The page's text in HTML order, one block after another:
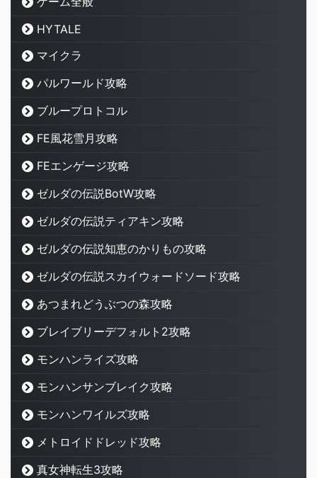
HYTALE
マイクラ
パルワールド攻略
ブループロトコル
FE風花雪月攻略
FEエンゲージ攻略
ゼルダの伝説BotW攻略
ゼルダの伝説ティアキン攻略
ゼルダの伝説知恵のかりもの攻略
ゼルダの伝説スカイウォードソード攻略
あつまれどうぶつの森攻略
ブレイブリーデフォルト2攻略
モンハンライズ攻略
モンハンサンブレイク攻略
モンハンワイルズ攻略
メトロイドドレッド攻略
真女神転生3攻略